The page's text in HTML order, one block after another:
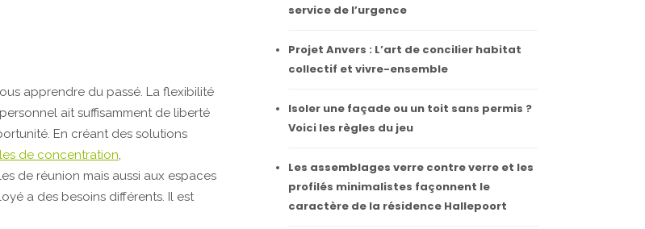
apprendre du passé. La flexibilité
ait suffisamment de liberté
En créant des solutions
de concentration,
de réunion mais aussi aux espaces
a des besoins différents. Il est
service de l’urgence
Projet Anvers : L’art de concilier habitat
collectif et vivre-ensemble
Isoler une façade ou un toit sans permis ?
Voici les règles du jeu
Les assemblages verre contre verre et les
profilés minimalistes façonnent le
caractère de la résidence Hallepoort